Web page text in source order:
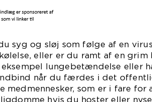
syg og sløj som følge af en
eller er du ramt af en
lungebetændelse eller
når du færdes i det
medmennesker, som er i fare
hvis du hoster eller